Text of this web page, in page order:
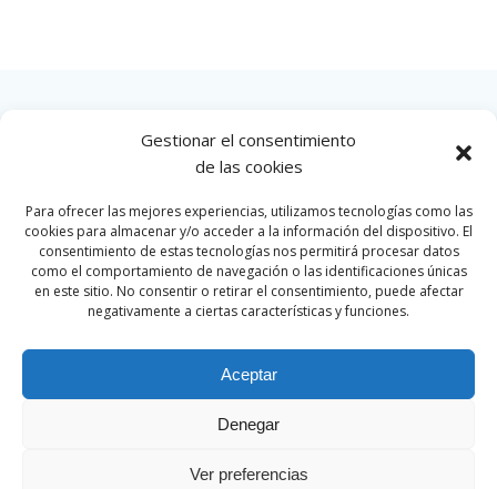
Gestionar el consentimiento
de las cookies
Para ofrecer las mejores experiencias, utilizamos tecnologías como las
cookies para almacenar y/o acceder a la información del dispositivo. El
consentimiento de estas tecnologías nos permitirá procesar datos
como el comportamiento de navegación o las identificaciones únicas
en este sitio. No consentir o retirar el consentimiento, puede afectar
negativamente a ciertas características y funciones.
Aceptar
Denegar
Ver preferencias
INICIO
© 2026 Par Motor Club. Created for free using
WordPress andColibri